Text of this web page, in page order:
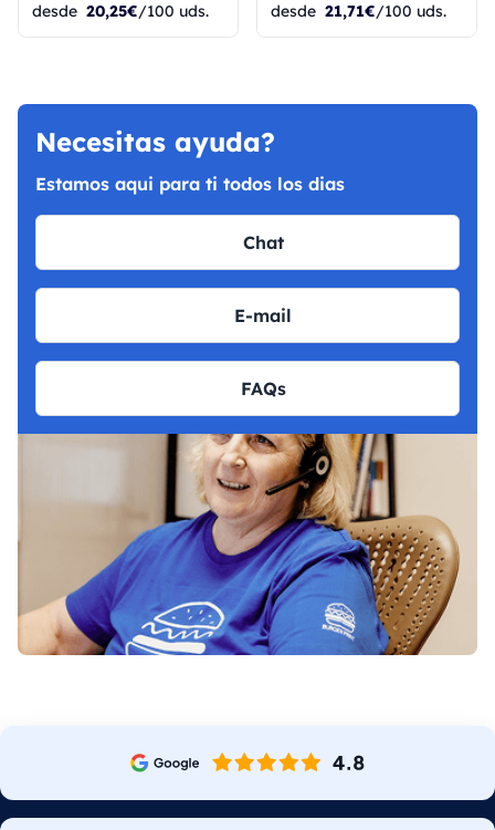
desde 20,25€/100 uds.
desde 21,71€/100 uds.
Necesitas ayuda?
Estamos aqui para ti todos los dias
Chat
E-mail
FAQs